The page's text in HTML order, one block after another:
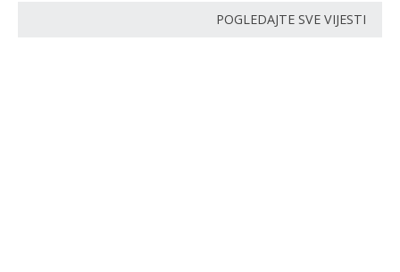
POGLEDAJTE SVE VIJESTI